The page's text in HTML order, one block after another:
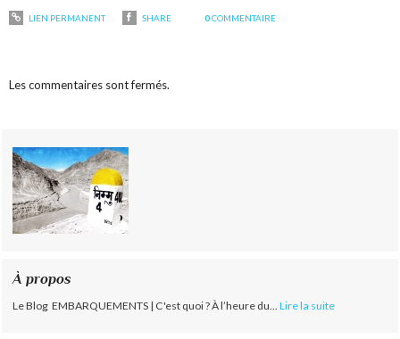
LIEN PERMANENT SHARE 0 COMMENTAIRE
Les commentaires sont fermés.
À propos
Le Blog EMBARQUEMENTS | C'est quoi ? À l’heure du... Lire la suite